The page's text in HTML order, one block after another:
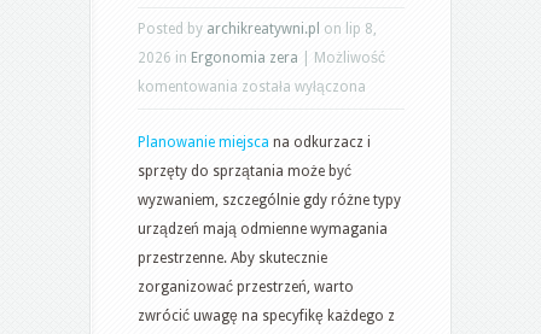
Posted by archikreatywni.pl on lip 8,
2026 in Ergonomia zera
Możliwość
komentowania Jak
zaplanować
miejsce
na
odkurzacz
i
sprzęty
do
została wyłączona
Planowanie miejsca na odkurzacz i
sprzęty do sprzątania może być
wyzwaniem, szczególnie gdy różne typy
urządzeń mają odmienne wymagania
przestrzenne. Aby skutecznie
zorganizować przestrzeń, warto
zwrócić uwagę na specyfikę każdego z